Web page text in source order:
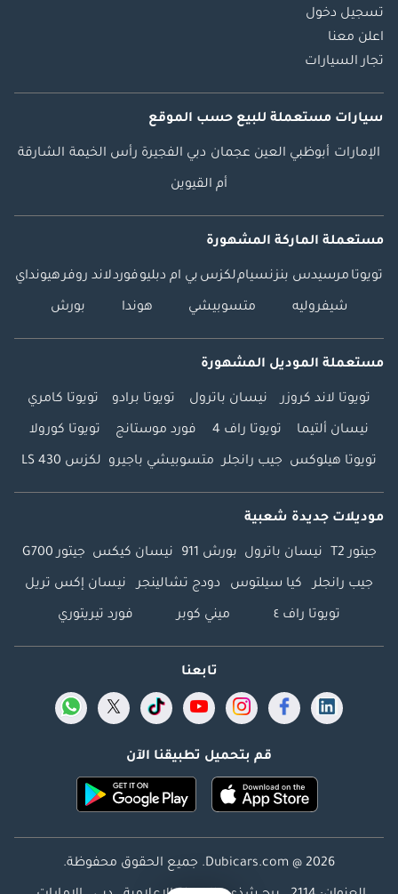
تسجيل دخول
اعلن معنا
تجار السيارات
سيارات مستعملة للبيع حسب الموقع
الإمارات أبوظبي العين عجمان دبي الفجيرة رأس الخيمة الشارقة
أم القيوين
مستعملة الماركة المشهورة
تويوتا مرسيدس بنزنسياملكزس بي ام دبليوفوردلاند روفرهيونداي
شيفروليه متسوبيشي هوندا بورش
مستعملة الموديل المشهورة
تويوتا لاند كروزر نيسان باترول تويوتا برادو تويوتا كامري
نيسان ألتيما تويوتا راف 4 فورد موستانج تويوتا كورولا
تويوتا هيلوكس جيب رانجلر متسوبيشي باجيرو لكزس LS 430
موديلات جديدة شعبية
جيتور T2 نيسان باترول بورش 911 نيسان كيكس جيتور G700
جيب رانجلر كيا سيلتوس دودج تشالينجر نيسان إكس تريل
تويوتا راف ٤ ميني كوبر فورد تيريتوري
تابعنا
قم بتحميل تطبيقنا الآن
Dubicars.com @ 2026. جميع الحقوق محفوظة.